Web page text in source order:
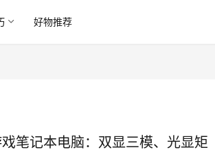
好物推荐
笔记本电脑：双显三模、光显矩